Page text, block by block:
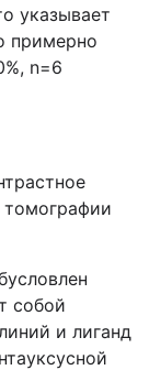
указывает
примерно
n=6
томографии
собой
и лиганд